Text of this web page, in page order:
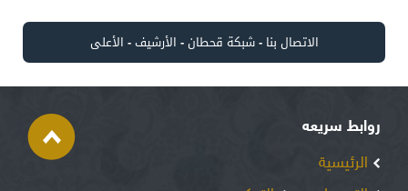
الاتصال بنا -شبكة قحطان- الأرشيف- الأعلى
روابط سريعه
الرئيسية